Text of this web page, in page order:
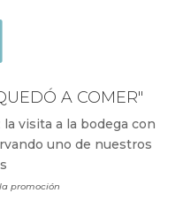
A COMER"
visita a la bodega con
uno de nuestros
promoción